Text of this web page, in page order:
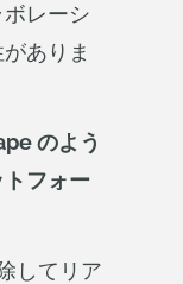
レーシ
ありま
のよう
フォー
してリア